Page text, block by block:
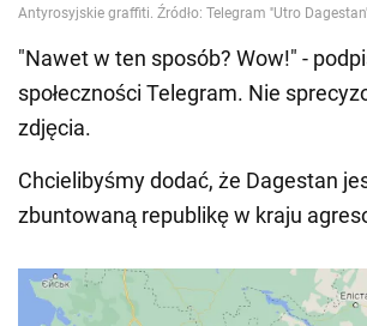
"Nawet w ten sposób? Wow!" -
społeczności Telegram. Nie
zdjęcia.
Chcielibyśmy dodać, że Dagestan
zbuntowaną republikę w kraju